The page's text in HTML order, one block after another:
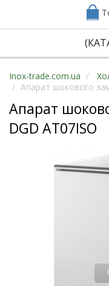
Inox-trade.com.ua
Апарат шокового
Апарат
DGD AT07ISO